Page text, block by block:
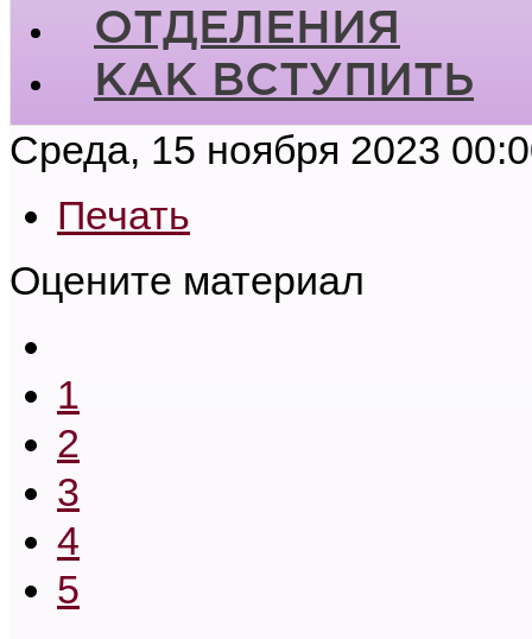
ОТДЕЛЕНИЯ
КАК ВСТУПИТЬ
Среда, 15 ноября 2023
Печать
Оцените материал
1
2
3
4
5